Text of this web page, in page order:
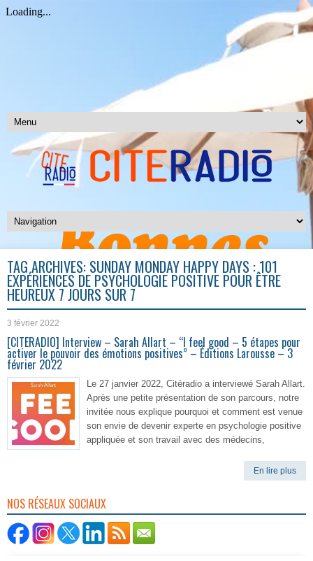
TAG ARCHIVES: SUNDAY MONDAY HAPPY DAYS : 101
EXPÉRIENCES DE PSYCHOLOGIE POSITIVE POUR ÊTRE
HEUREUX 7 JOURS SUR 7
3 février 2022
[CITERADIO] Interview – Sarah Allart – “I feel good – 5 étapes pour
activer le pouvoir des émotions positives” – Éditions Larousse – 3
février 2022
Le 27 janvier 2022, Citéradio a interviewé Sarah Allart.
Après une petite présentation de son parcours, notre
invitée nous explique pourquoi et comment est venue
son envie de devenir experte en psychologie positive
appliquée et son travail avec des médecins,
En lire plus
NOS RÉSEAUX SOCIAUX